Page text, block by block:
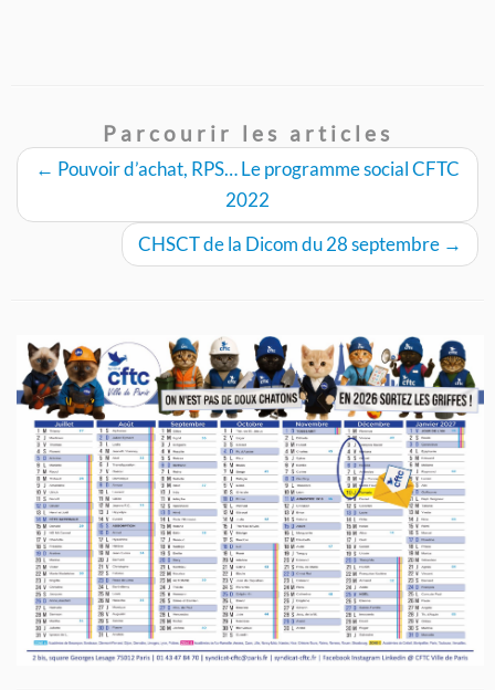
Parcourir les articles
← Pouvoir d’achat, RPS… Le programme social CFTC
2022
CHSCT de la Dicom du 28 septembre →